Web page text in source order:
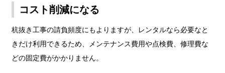
コスト削減になる
杭抜き工事の請負頻度にもよりますが、レンタルなら必要なと
きだけ利用できるため、メンテナンス費用や点検費、修理費な
どの固定費がかかりません。